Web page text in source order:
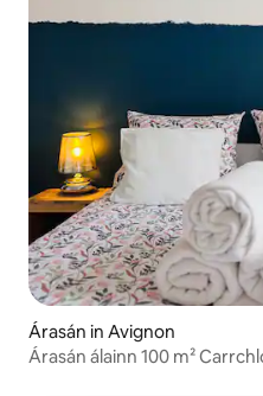
Árasán in Avignon
Árasán álainn 100 m²